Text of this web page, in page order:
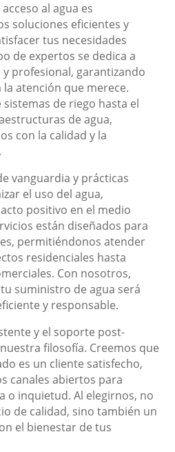
al agua es
soluciones eficientes y
tus necesidades
de expertos se dedica a
profesional, garantizando
atención que merece.
de riego hasta el
de agua,
con la calidad y la
vanguardia y prácticas
el uso del agua,
positivo en el medio
están diseñados para
permitiéndonos atender
residenciales hasta
Con nosotros,
suministro de agua será
y responsable.
y el soporte post-
filosofía. Creemos que
es un cliente satisfecho,
canales abiertos para
o inquietud. Al elegirnos, no
de calidad, sino también un
el bienestar de tus